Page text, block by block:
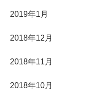
2019年1月
2018年12月
2018年11月
2018年10月